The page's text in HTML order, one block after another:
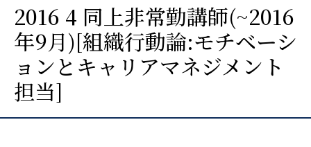
2016 4 同上非常勤講師(~2016
年9月)[組織行動論:モチベーシ
ョンとキャリアマネジメント
担当]